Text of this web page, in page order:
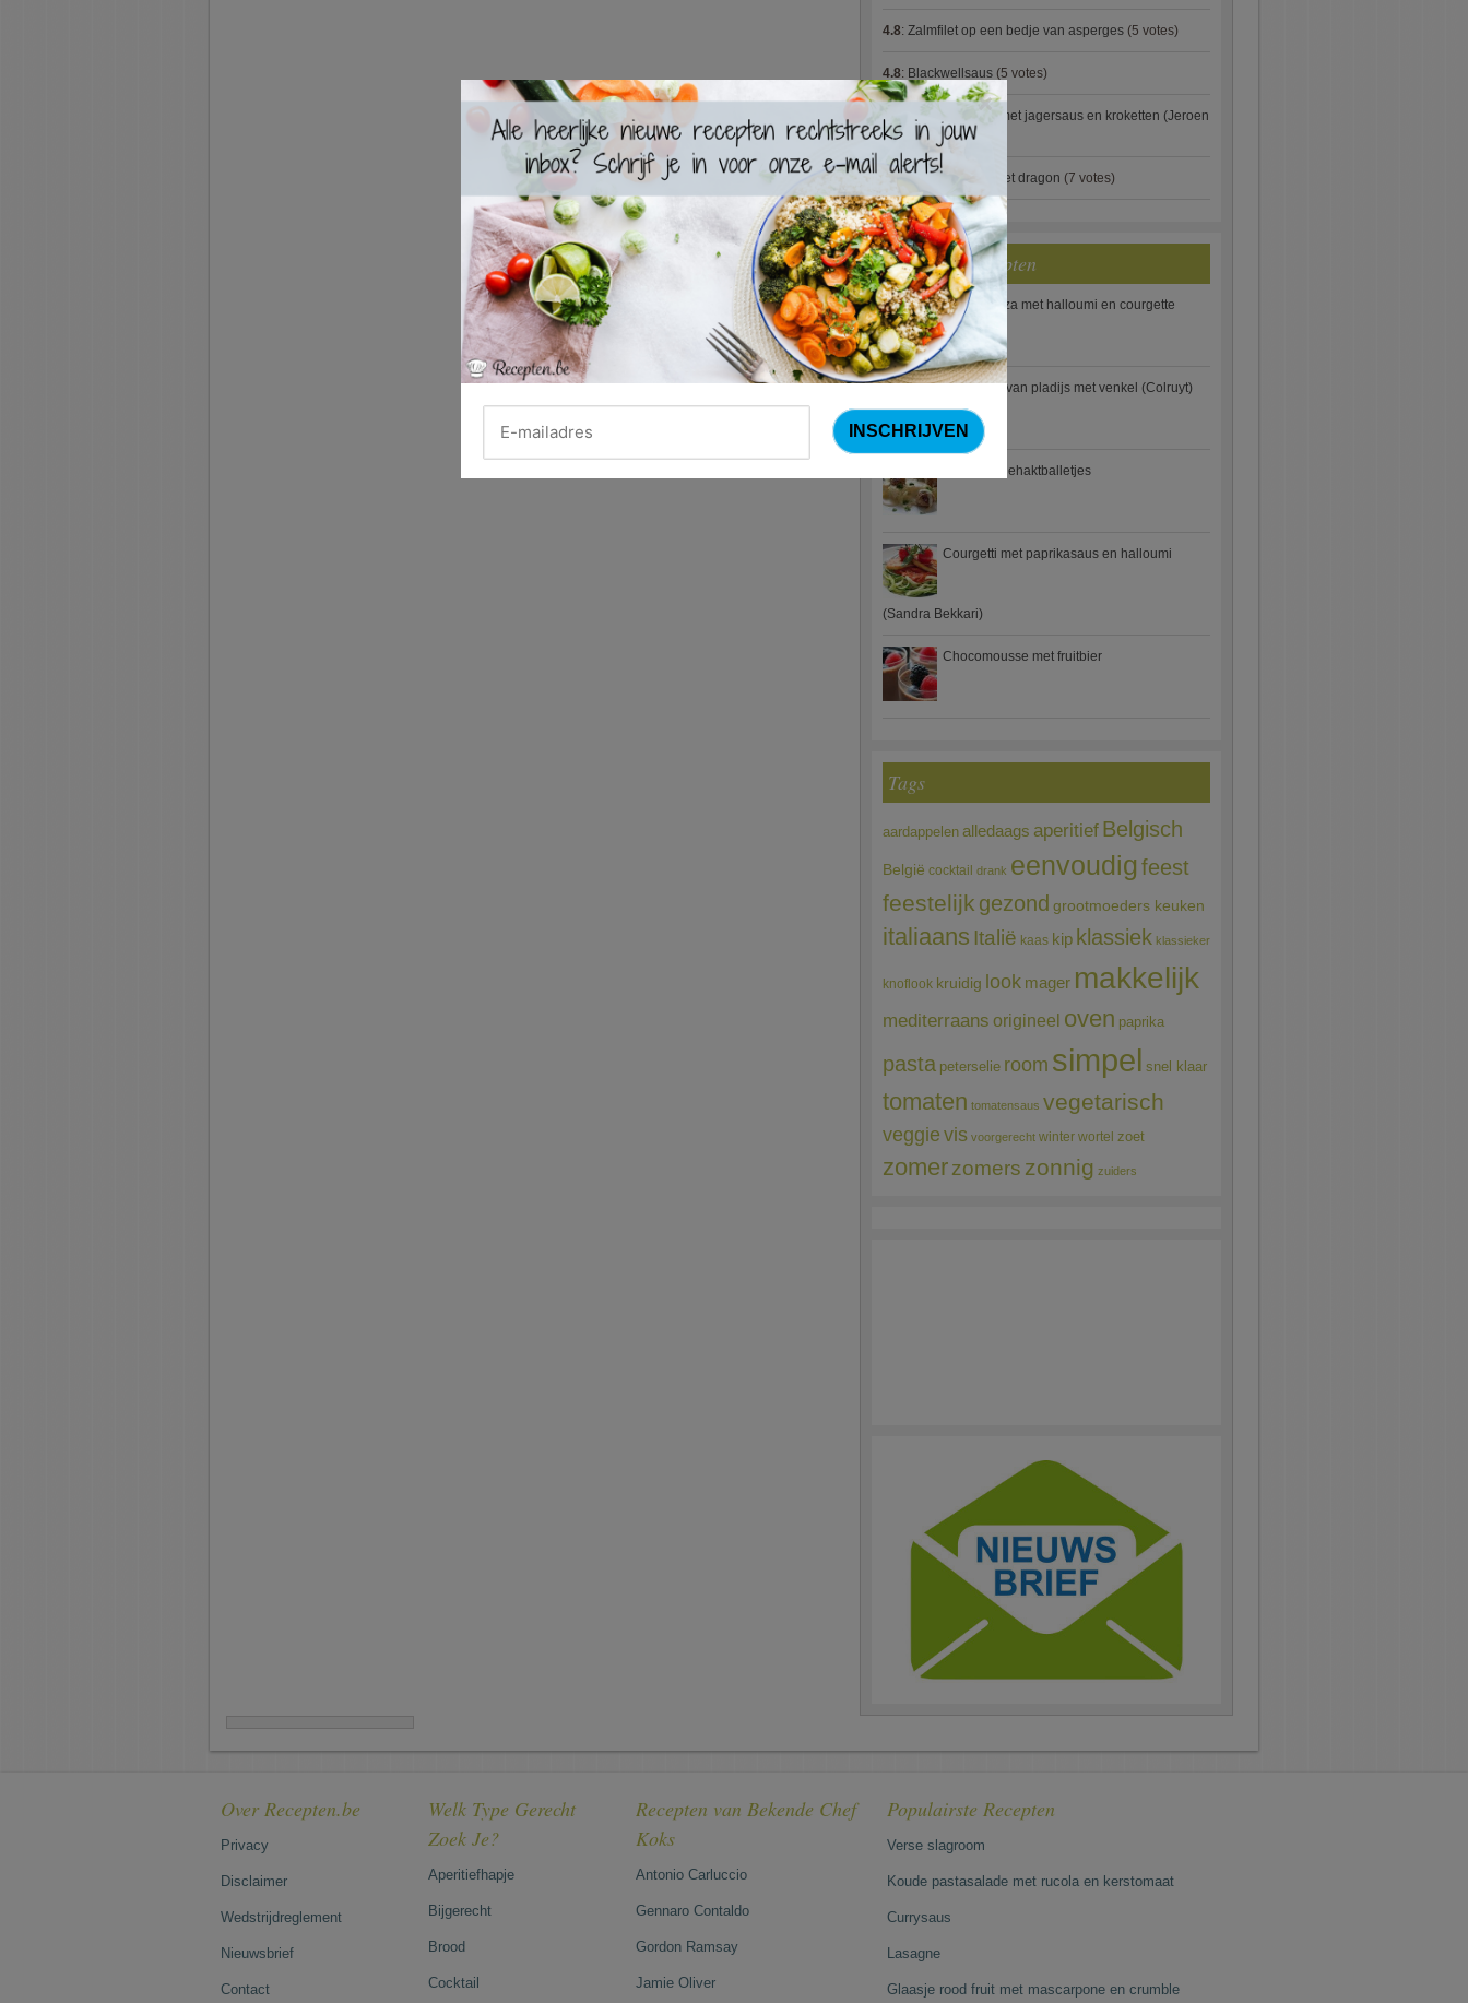
4.8: Zalmfilet op een bedje van asperges (5 votes)
4.8: Blackwellsaus (5 votes)
4.7
Varkenshaasje met jagersaus en kroketten (Jeroen
Meus)(15 votes)
4.7:Gestoofde kip met dragon (7 votes)
Nieuwste Recepten
Turkse pizza met halloumi en courgette
Waterzooi van pladijs met venkel (Colruyt)
Zweedse gehaktballetjes
Courgetti met paprikasaus en halloumi
(Sandra Bekkari)
Chocomousse met fruitbier
Tags
aardappelen alledaags aperitief Belgisch
België cocktail drank eenvoudigfeest
feestelijk gezond grootmoeders keuken
italiaans Italië kaas kip klassiek klassieker
knoflook kruidig look mager makkelijk
mediterraans origineel oven paprika
pasta peterselie room simpel snel klaar
tomaten tomatensaus vegetarisch
veggie vis voorgerecht winter wortel zoet
zomerzomers zonnig zuiders
Over Recepten.be
Privacy
Disclaimer
Wedstrijdreglement
Nieuwsbrief
Contact
Welk Type Gerecht
Zoek Je?
Aperitiefhapje
Bijgerecht
Brood
Cocktail
Recepten van Bekende Chef
Koks
Antonio Carluccio
Gennaro Contaldo
Gordon Ramsay
Jamie Oliver
Populairste Recepten
Verse slagroom
Koude pastasalade met rucola en kerstomaat
Currysaus
Lasagne
Glaasje rood fruit met mascarpone en crumble
×